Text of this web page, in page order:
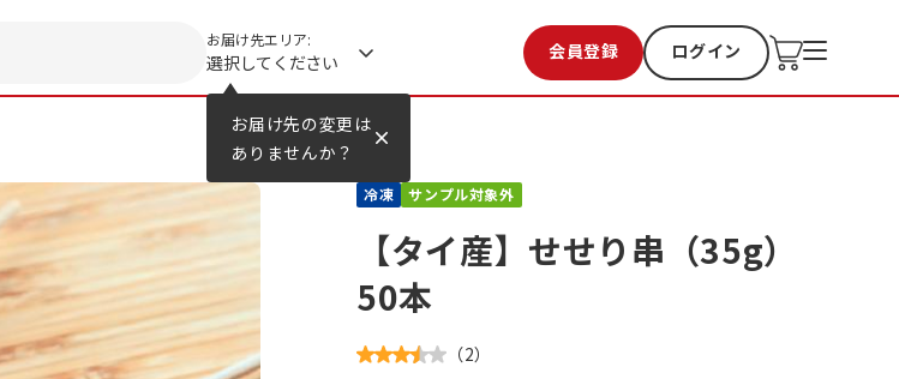
お届け先の変更は
ありませんか？
お届け先エリア:
選択してください 会員登録 ログイン
お気に入り 過去購入
冷凍 サンプル対象外
【タイ産】せせり串（35g）
50本
（2）